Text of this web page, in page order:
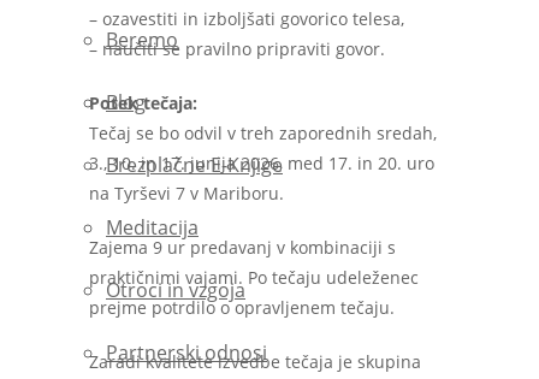
Beremo
Blog
Brezplačne E-Knjige
Meditacija
Otroci in vzgoja
Partnerski odnosi
– ozavestiti in izboljšati govorico telesa,
– naučiti se pravilno pripraviti govor.
Potek tečaja:
Tečaj se bo odvil v treh zaporednih sredah,
3., 10. in 17. junija 2026, med 17. in 20. uro
na Tyrševi 7 v Mariboru.
Zajema 9 ur predavanj v kombinaciji s
praktičnimi vajami. Po tečaju udeleženec
prejme potrdilo o opravljenem tečaju.
Zaradi kvalitete izvedbe tečaja je skupina